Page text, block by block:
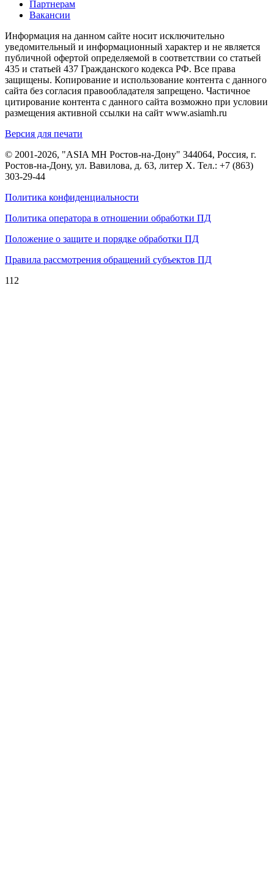
Партнерам
Вакансии
Информация на данном сайте носит исключительно
уведомительный и информационный характер и не является
публичной офертой определяемой в соответствии со статьей
435 и статьей 437 Гражданского кодекса РФ. Все права
защищены. Копирование и использование контента с данного
сайта без согласия правообладателя запрещено. Частичное
цитирование контента с данного сайта возможно при условии
размещения активной ссылки на сайт www.asiamh.ru
Версия для печати
© 2001-2026, "ASIA MH Ростов-на-Дону" 344064, Россия, г.
Ростов-на-Дону, ул. Вавилова, д. 63, литер Х. Тел.: +7 (863)
303-29-44
Политика конфиденциальности
Политика оператора в отношении обработки ПД
Положение о защите и порядке обработки ПД
Правила рассмотрения обращений субъектов ПД
112